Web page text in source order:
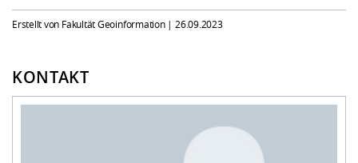
Erstellt von Fakultät Geoinformation |26.09.2023
KONTAKT